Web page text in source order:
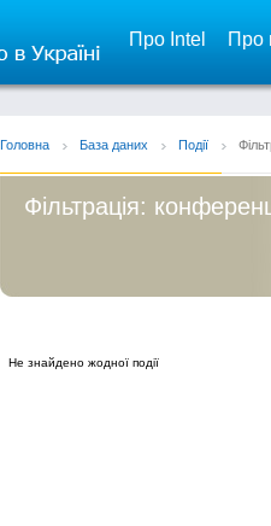
Про Intel Про
Головна База даних Події
Фільтрація:
Не знайдено жодної події